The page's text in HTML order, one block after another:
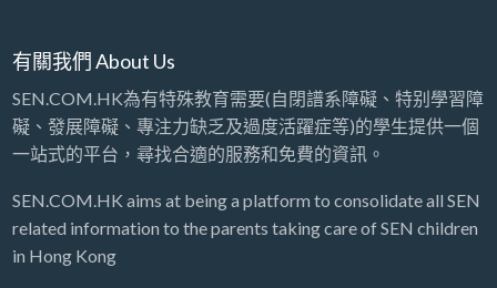
有關我們 About Us
SEN.COM.HK為有特殊教育需要(自閉譜系障礙、特别學習障
礙、發展障礙、專注力缺乏及過度活躍症等)的學生提供一個
一站式的平台，尋找合適的服務和免費的資訊。
SEN.COM.HK aims at being a platform to consolidate all SEN
related information to the parents taking care of SEN children
in Hong Kong